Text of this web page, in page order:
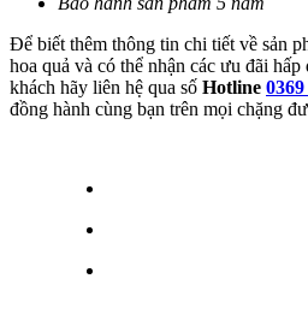
Để biết thêm thông tin chi tiết về sản
hoa quả và có thể nhận các ưu đãi
khách hãy liên hệ qua số Hotline
đồng hành cùng bạn trên mọi chặng